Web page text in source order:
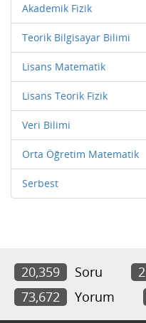
Akademik Fizik
Teorik Bilgisayar Bilimi
Lisans Matematik
Lisans Teorik Fizik
Veri Bilimi
Orta Öğretim Matematik
Serbest
20,359 Soru
73,672
Yorum